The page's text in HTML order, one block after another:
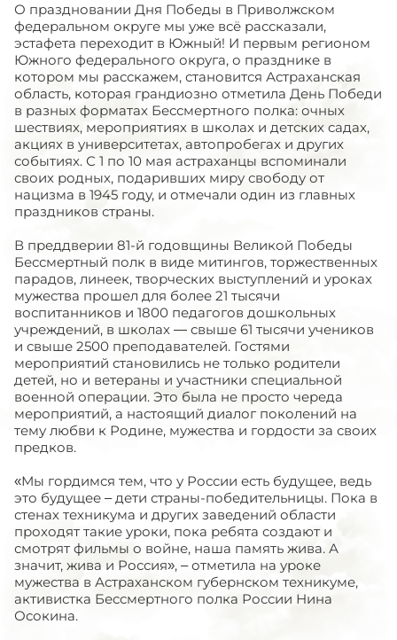
О праздновании Дня Победы в Приволжском
федеральном округе мы уже всё рассказали,
эстафета переходит в Южный! И первым регионом
Южного федерального округа, о празднике в
котором мы расскажем, становится Астраханская
область, которая грандиозно отметила День Победи
в разных форматах Бессмертного полка: очных
шествиях, мероприятиях в школах и детских садах,
акциях в университетах, автопробегах и других
событиях. С 1 по 10 мая астраханцы вспоминали
своих родных, подаривших миру свободу от
нацизма в 1945 году, и отмечали один из главных
праздников страны.
В преддверии 81-й годовщины Великой Победы
Бессмертный полк в виде митингов, торжественных
парадов, линеек, творческих выступлений и уроках
мужества прошел для более 21 тысячи
воспитанников и 1800 педагогов дошкольных
учреждений, в школах — свыше 61 тысячи учеников
и свыше 2500 преподавателей. Гостями
мероприятий становились не только родители
детей, но и ветераны и участники специальной
военной операции. Это была не просто череда
мероприятий, а настоящий диалог поколений на
тему любви к Родине, мужества и гордости за своих
предков.
«Мы гордимся тем, что у России есть будущее, ведь
это будущее – дети страны-победительницы. Пока в
стенах техникума и других заведений области
проходят такие уроки, пока ребята создают и
смотрят фильмы о войне, наша память жива. А
значит, жива и Россия», – отметила на уроке
мужества в Астраханском губернском техникуме,
активистка Бессмертного полка России Нина
Осокина.